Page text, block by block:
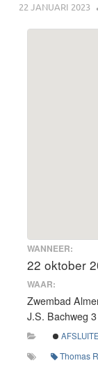
22 JANUARI 2023
WANNEER:
22 oktober
WAAR:
Zwembad
J.S. Bachweg
Thomas